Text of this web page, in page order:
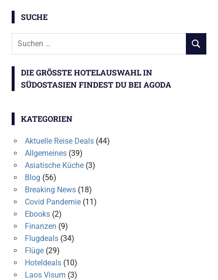
SUCHE
Suchen
SUCHEN
DIE GRÖSSTE HOTELAUSWAHL IN S
ÜDOSTASIEN FINDEST DU BEI AGODA
KATEGORIEN
Aktuelle Reise Deals(44)
Allgemeines(39)
Asiatische Küche(3)
Blog (56)
Breaking News(18)
Covid Pandemie(11)
Ebooks(2)
Finanzen (9)
Flugdeals(34)
Flüge(29)
Hoteldeals(10)
Laos Visum (3)